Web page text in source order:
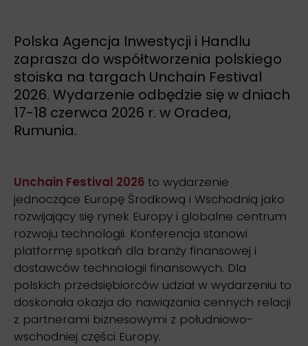
Polska Agencja Inwestycji i Handlu
zaprasza do współtworzenia polskiego
stoiska na targach Unchain Festival
2026. Wydarzenie odbędzie się w dniach
17-18 czerwca 2026 r. w Oradea,
Rumunia.
Unchain Festival 2026 to wydarzenie
jednoczące Europę Środkową i Wschodnią jako
rozwijający się rynek Europy i globalne centrum
rozwoju technologii. Konferencja stanowi
platformę spotkań dla branży finansowej i
dostawców technologii finansowych. Dla
polskich przedsiębiorców udział w wydarzeniu to
doskonała okazja do nawiązania cennych relacji
z partnerami biznesowymi z południowo-
wschodniej części Europy.